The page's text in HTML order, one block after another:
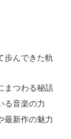
歩んできた軌
まつわる秘話
る音楽の力
最新作の魅力